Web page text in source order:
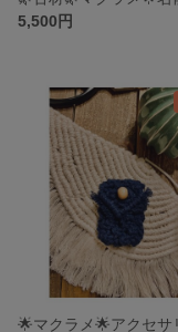
5,500円